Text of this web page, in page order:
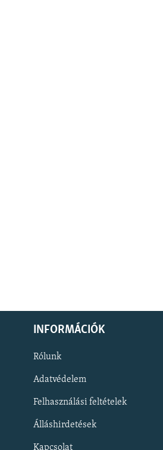
INFORMÁCIÓK
Rólunk
Adatvédelem
Felhasználási feltételek
Álláshirdetések
Kapcsolat